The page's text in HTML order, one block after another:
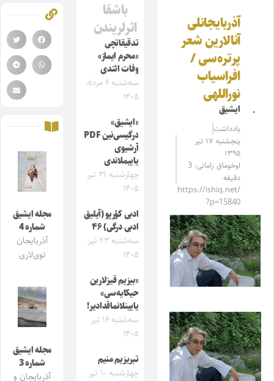
آذربایجانلی
آنالارین شعر
پرتره‌سی /
افراسیاب
نوراللهی
ایشیق
یادداشت
پنجشنبه ۱۷ تیر
۱۳۹۵
اوخوماق زامانی: 3
دقیقه
https://ishiq.net/
?p=15840
باشقا
اثرلریندن
تدقیقاتچی
«محرم ایماز»
وفات ائتدی
سه‌شنبه ۶ مرداد
۱۴۰۵
«ایشیق»
درگیسی‌نین PDF
آرشیوی
یاییملاندی
چهارشنبه ۳۱ تیر
۱۴۰۵
ادبی کؤرپو (آیلیق
ادبی درگی) ۴۶
سه‌شنبه ۲۳ تیر
۱۴۰۵
«بیزیم قیزلارین
حیکایه‌سی»
یایینلانماقدادیر!
سه‌شنبه ۱۶ تیر
۱۴۰۵
تبریزیم منیم
چهارشنبه ۱۰ تیر
مجله ایشیق
شماره 4
آذربایجان
توی‌لاری
مجله ایشیق
شماره 3
آذربایجان و